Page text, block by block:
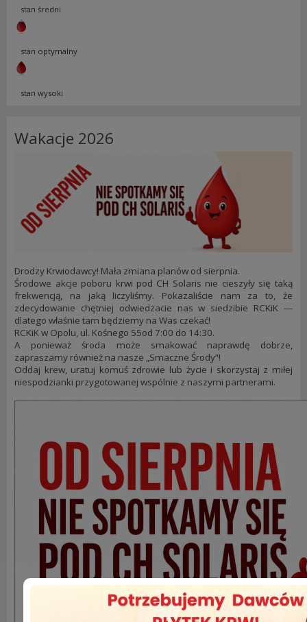
stan średni
stan optymalny
stan wysoki
Wakacje 2026
Drodzy Krwiodawcy! Mała zmiana planów od sierpnia.
Środowe akcje poboru krwi pod CH Solaris nie cieszyły się taką
frekwencją, na jaką liczyliśmy. Pokazaliście nam za to, że
zdecydowanie chętniej odwiedzacie nas w siedzibie RCKiK —
dlatego właśnie tam będziemy na Was czekać!
RCKiK w Opolu, ul. Kośnego 55od 7:00 do 14:30.
A ponieważ środa może smakować naprawdę dobrze,
zapraszamy również na nasze „Smaczne Środy”!
Oddaj krew, uratuj komuś zdrowie lub życie i skorzystaj z miłej
niespodzianki przygotowanej wspólnie z naszymi partnerami.